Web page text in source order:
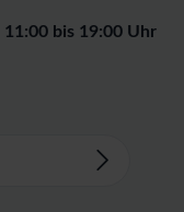
11:00 bis 19:00 Uhr